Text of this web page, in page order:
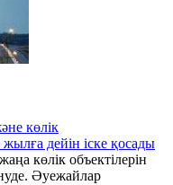
көлік
дейін іске қосады
көлік объектілерін
Әуежайлар